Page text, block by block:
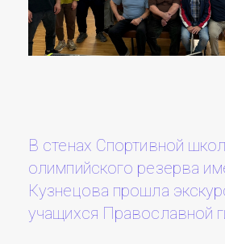
В стенах Спортивной
олимпийского резерва
Кузнецова прошла
учащихся Православной